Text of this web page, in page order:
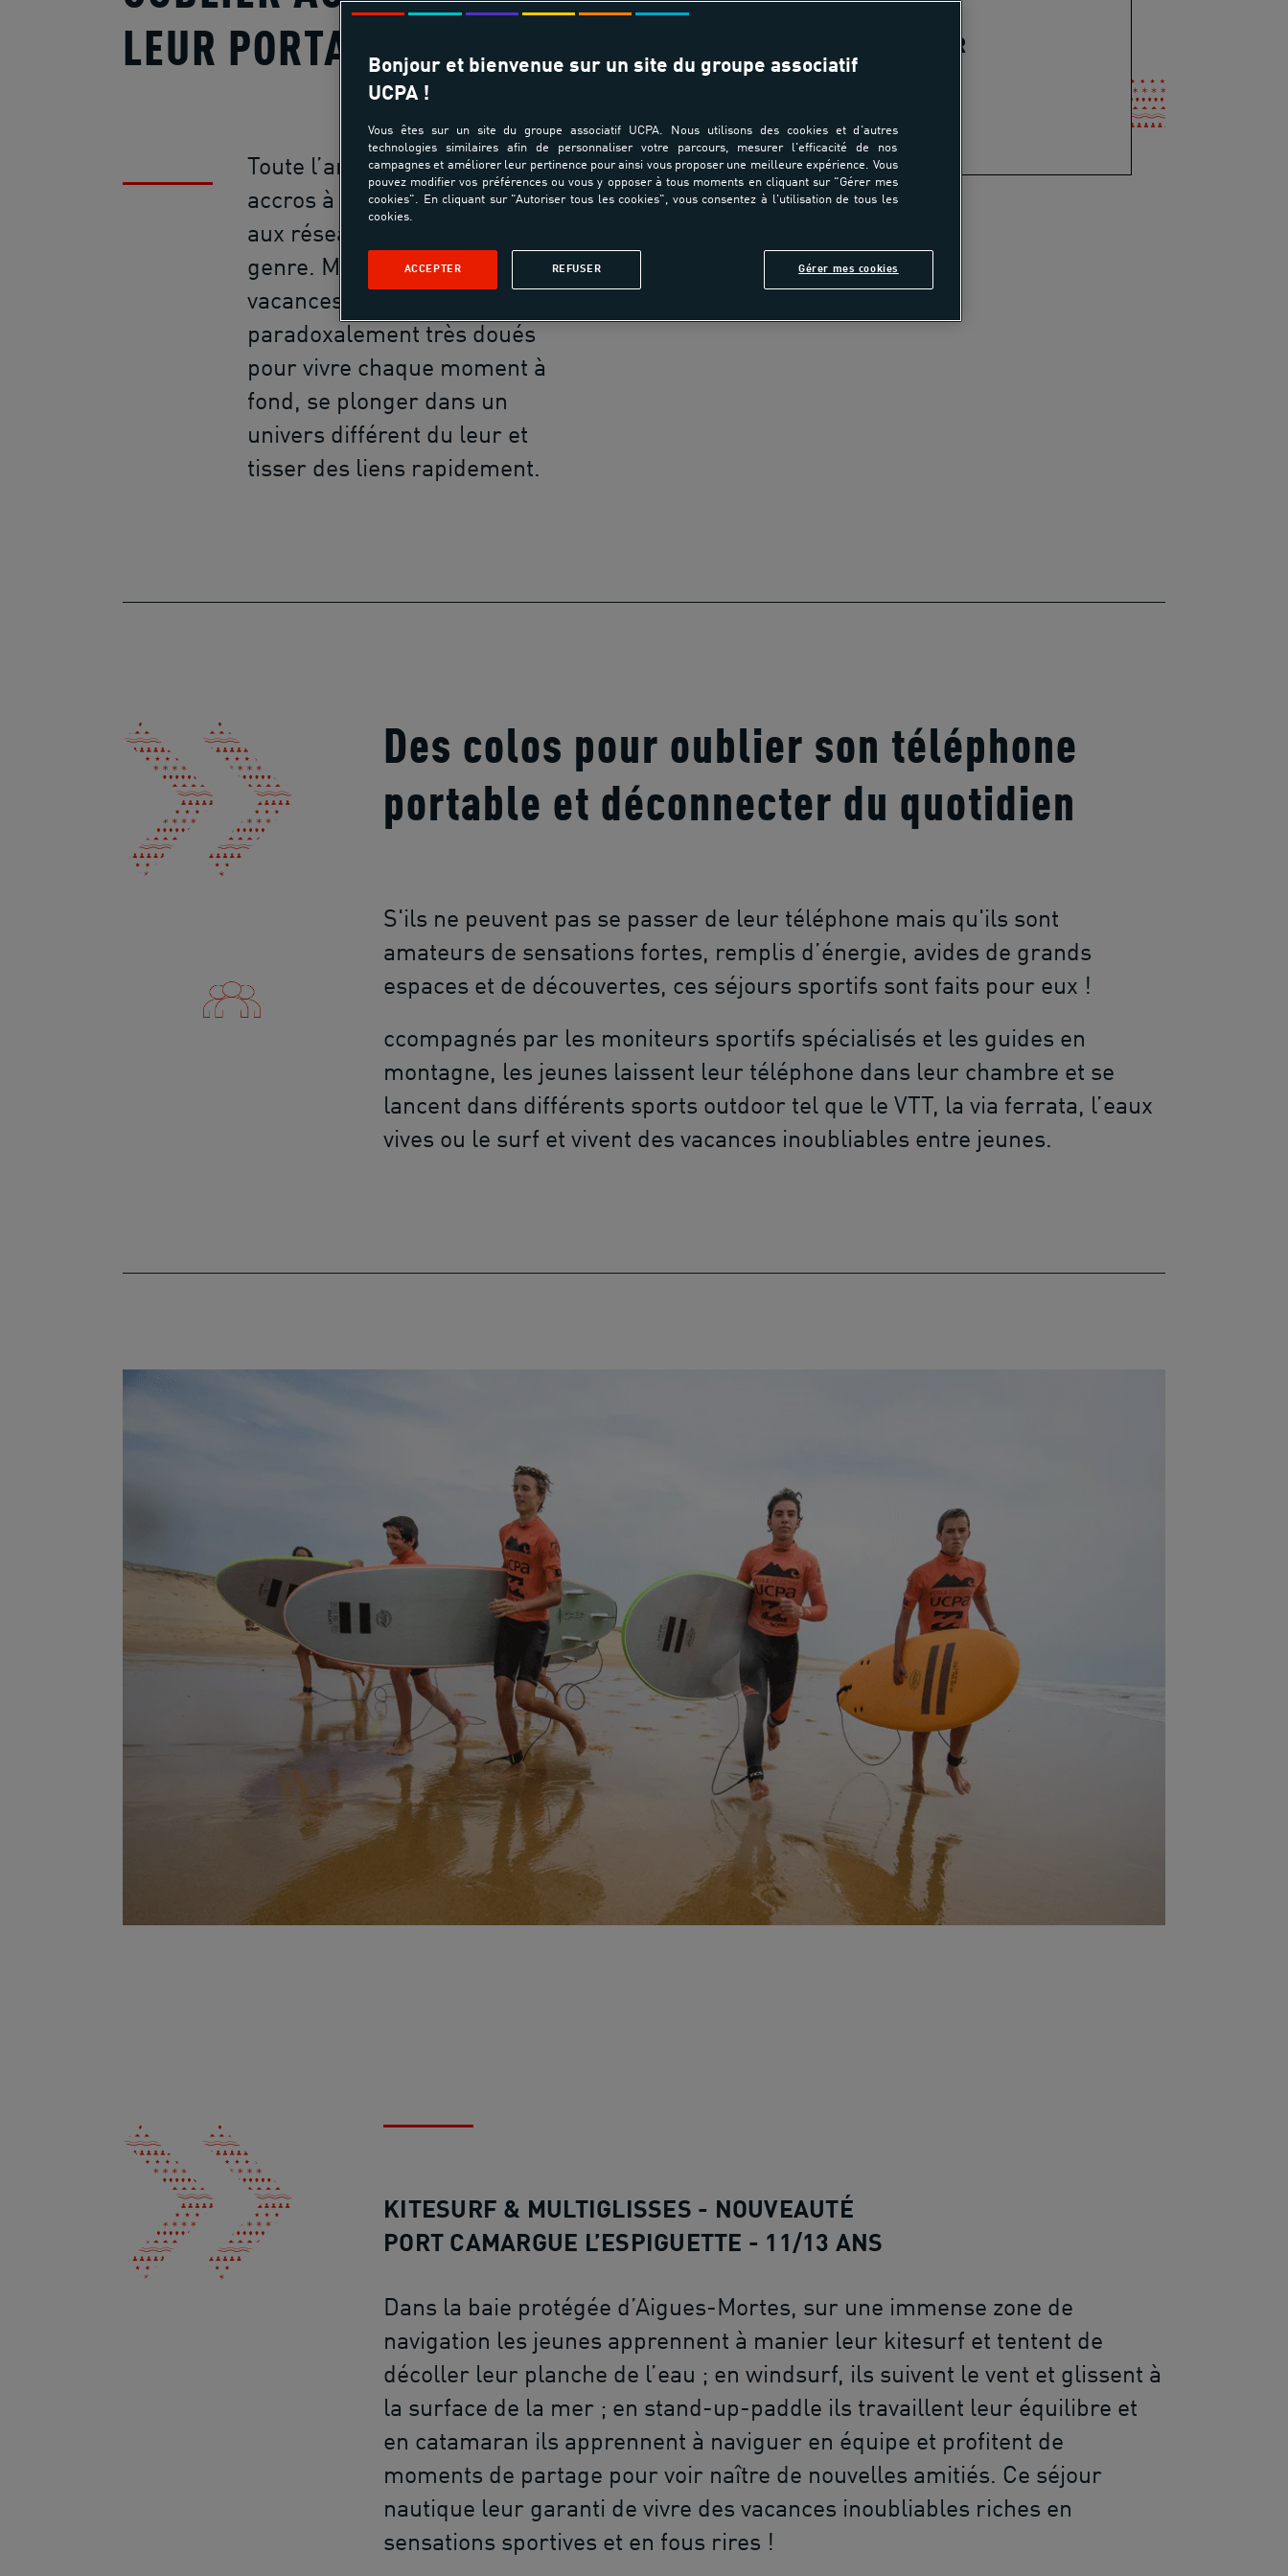
LEUR PORTABLE
Toute l’année, les ados sont
accros à leur smartphone et
aux réseaux sociaux en tout
genre. Mais une fois les
vacances arrivées, ils sont
paradoxalement très doués
pour vivre chaque moment à
fond, se plonger dans un
univers différent du leur et
tisser des liens rapidement.
LAËTITIA VERDIER
Des colos pour oublier son téléphone
portable et déconnecter du quotidien
S'ils ne peuvent pas se passer de leur téléphone mais qu'ils sont
amateurs de sensations fortes, remplis d’énergie, avides de grands
espaces et de découvertes, ces séjours sportifs sont faits pour eux !
ccompagnés par les moniteurs sportifs spécialisés et les guides en
montagne, les jeunes laissent leur téléphone dans leur chambre et se
lancent dans différents sports outdoor tel que le VTT, la via ferrata, l’eaux
vives ou le surf et vivent des vacances inoubliables entre jeunes.
KITESURF & MULTIGLISSES - NOUVEAUTÉ
PORT CAMARGUE L’ESPIGUETTE - 11/13 ANS
Dans la baie protégée d’Aigues-Mortes, sur une immense zone de
navigation les jeunes apprennent à manier leur kitesurf et tentent de
décoller leur planche de l’eau ; en windsurf, ils suivent le vent et glissent à
la surface de la mer ; en stand-up-paddle ils travaillent leur équilibre et
en catamaran ils apprennent à naviguer en équipe et profitent de
moments de partage pour voir naître de nouvelles amitiés. Ce séjour
nautique leur garanti de vivre des vacances inoubliables riches en
sensations sportives et en fous rires !
Bonjour et bienvenue sur un site du groupe associatif
UCPA !
Vous êtes sur un site du groupe associatif UCPA. Nous utilisons des cookies et d'autres
technologies similaires afin de personnaliser votre parcours, mesurer l'efficacité de nos
campagnes et améliorer leur pertinence pour ainsi vous proposer une meilleure expérience. Vous
pouvez modifier vos préférences ou vous y opposer à tous moments en cliquant sur "Gérer mes
cookies". En cliquant sur "Autoriser tous les cookies", vous consentez à l'utilisation de tous les
cookies.
Gérer mes cookies
REFUSER
ACCEPTER